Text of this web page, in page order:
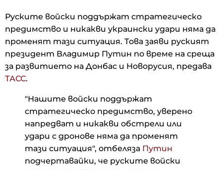
Руските войски поддържат стратегическо
предимство и никакви украински удари няма да
променят тази ситуация. Това заяви руският
президент Владимир Путин по време на среща
за развитието на Донбас и Новорусия, предава
ТАСС.
"Нашите войски поддържат
стратегическо предимство, уверено
напредват и никакви обстрели или
удари с дронове няма да променят
тази ситуация", отбеляза Путин
подчертавайки, че руските войски